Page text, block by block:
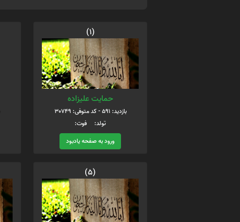
(1)
حمایت علیزاده
بازدید: 591 - کد متوفی: 30749
تولد: فوت:
ورود به صفحه یادبود
(5)